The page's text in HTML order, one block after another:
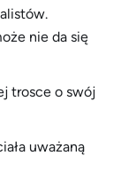
nie da się
trosce o swój
uważaną